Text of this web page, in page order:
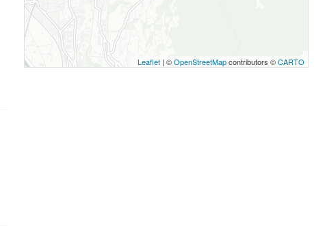
Leaflet | ©OpenStreetMapcontributors ©CARTO